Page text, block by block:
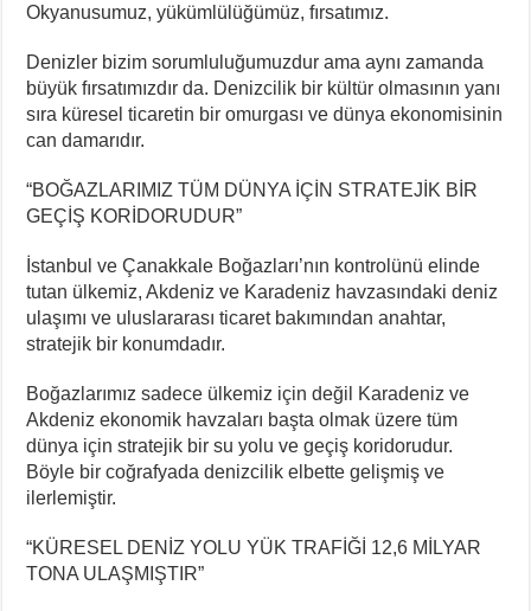
Okyanusumuz, yükümlülüğümüz, fırsatımız.
Denizler bizim sorumluluğumuzdur ama aynı zamanda
büyük fırsatımızdır da. Denizcilik bir kültür olmasının yanı
sıra küresel ticaretin bir omurgası ve dünya ekonomisinin
can damarıdır.
“BOĞAZLARIMIZ TÜM DÜNYA İÇİN STRATEJİK BİR
GEÇİŞ KORİDORUDUR”
İstanbul ve Çanakkale Boğazları’nın kontrolünü elinde
tutan ülkemiz, Akdeniz ve Karadeniz havzasındaki deniz
ulaşımı ve uluslararası ticaret bakımından anahtar,
stratejik bir konumdadır.
Boğazlarımız sadece ülkemiz için değil Karadeniz ve
Akdeniz ekonomik havzaları başta olmak üzere tüm
dünya için stratejik bir su yolu ve geçiş koridorudur.
Böyle bir coğrafyada denizcilik elbette gelişmiş ve
ilerlemiştir.
“KÜRESEL DENİZ YOLU YÜK TRAFİĞİ 12,6 MİLYAR
TONA ULAŞMIŞTIR”